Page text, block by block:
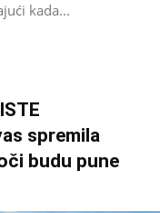
kada...
spremila
budu pune